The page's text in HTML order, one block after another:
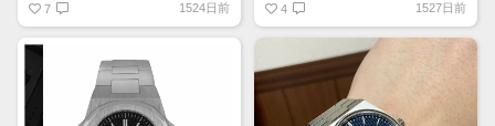
7 1524日前 4 1527日前